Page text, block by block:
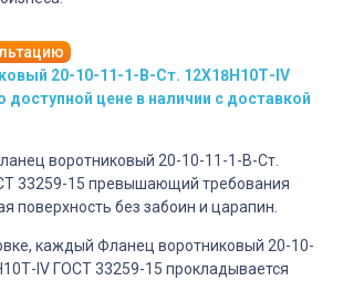
20-10-11-1-B-Cт. 12Х18Н10Т-IV
доступной цене в наличии с доставкой
воротниковый 20-10-11-1-B-Cт.
33259-15 превышающий требования
поверхность без забоин и царапин.
каждый Фланец воротниковый 20-10-
IV ГОСТ 33259-15 прокладывается